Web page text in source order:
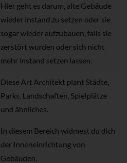
Hier geht es darum, alte Gebäude
wieder instand zu setzen oder sie
sogar wieder aufzubauen, falls sie
zerstört wurden oder sich nicht
mehr instand setzen lassen.
Diese Art Architekt plant Städte,
Parks, Landschaften, Spielplätze
und ähnliches.
In diesem Bereich widmest du dich
der Inneneinrichtung von
Gebäuden.